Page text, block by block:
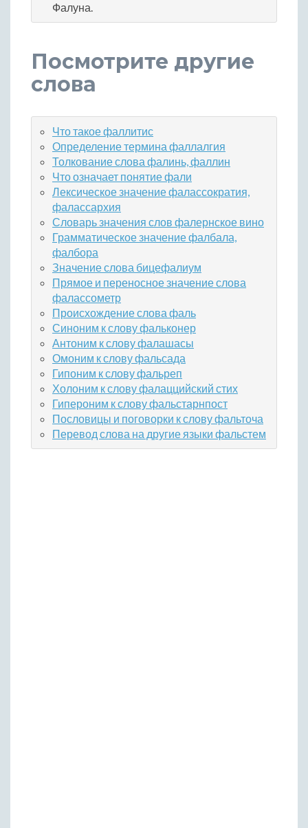
Фалуна.
Посмотрите другие
слова
Что такое фаллитис
Определение термина фаллалгия
Толкование слова фалинь, фаллин
Что означает понятие фали
Лексическое значение фалассократия,
фалассархия
Словарь значения слов фалернское вино
Грамматическое значение фалбала,
фалбора
Значение слова бицефалиум
Прямое и переносное значение слова
фалассометр
Происхождение слова фаль
Синоним к слову фальконер
Антоним к слову фалашасы
Омоним к слову фальсада
Гипоним к слову фальреп
Холоним к слову фалаццийский стих
Гипероним к слову фальстарнпост
Пословицы и поговорки к слову фальточа
Перевод слова на другие языки фальстем